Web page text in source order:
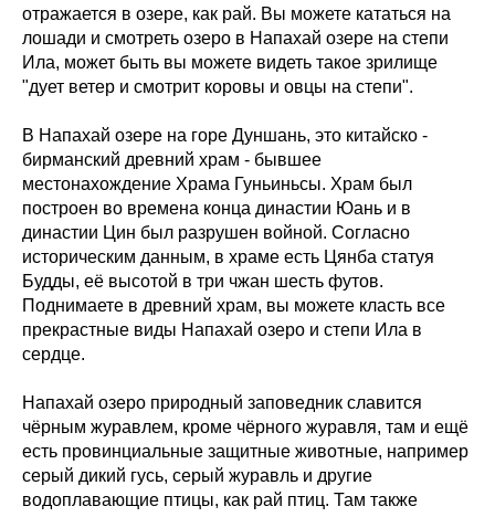
отражается в озере, как рай. Вы можете кататься на
лошади и смотреть озеро в Напахай озере на степи
Ила, может быть вы можете видеть такое зрилище
"дует ветер и смотрит коровы и овцы на степи".
В Напахай озере на горе Дуншань, это китайско -
бирманский древний храм - бывшее
местонахождение Храма Гуньиньсы. Храм был
построен во времена конца династии Юань и в
династии Цин был разрушен войной. Согласно
историческим данным, в храме есть Цянба статуя
Будды, её высотой в три чжан шесть футов.
Поднимаете в древний храм, вы можете класть все
прекрастные виды Напахай озеро и степи Ила в
сердце.
Напахай озеро природный заповедник славится
чёрным журавлем, кроме чёрного журавля, там и ещё
есть провинциальные защитные животные, например
серый дикий гусь, серый журавль и другие
водоплавающие птицы, как рай птиц. Там также